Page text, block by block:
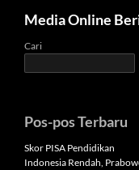
Langsung
Media Online
Cari
Pos-pos Terbaru
Skor PISA Pendidikan
Indonesia Rendah,